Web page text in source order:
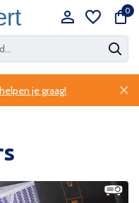
0
je graag!